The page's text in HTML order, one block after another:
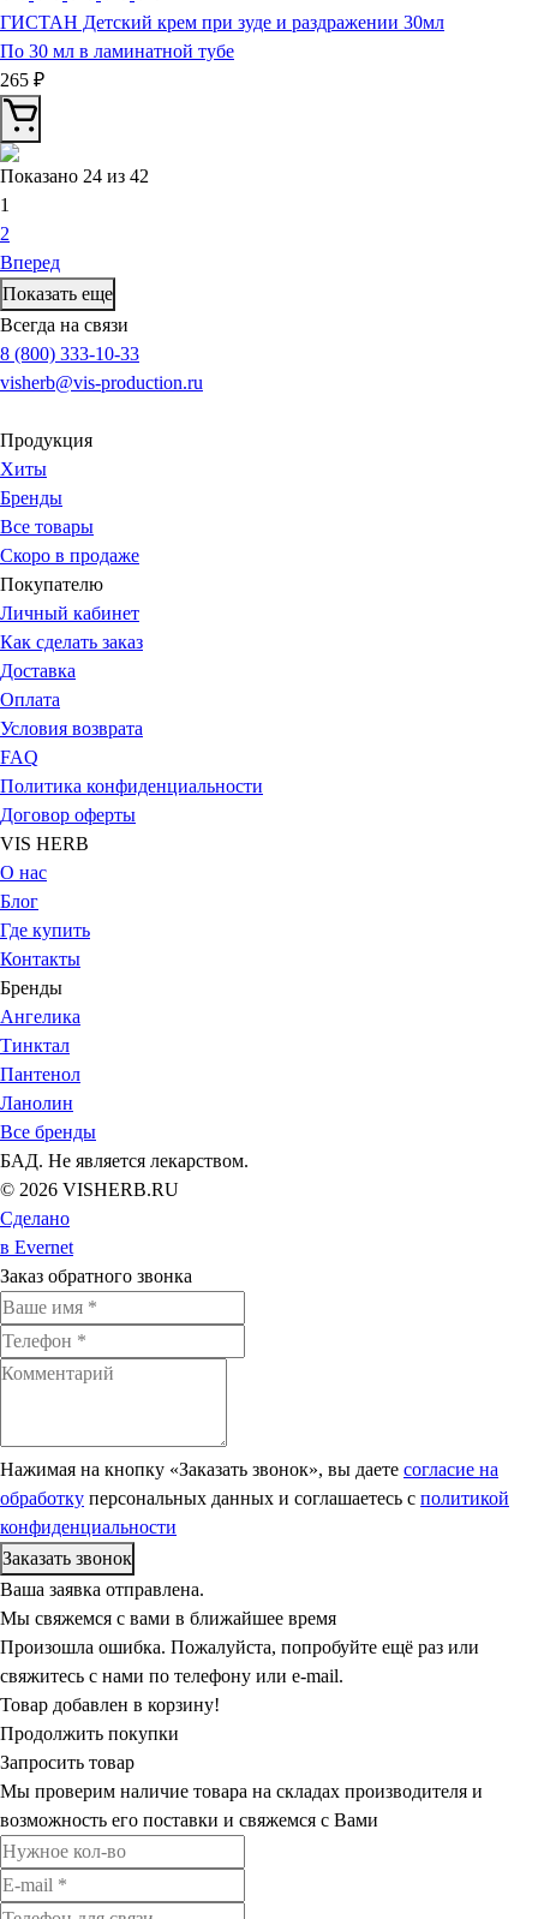
ГИСТАН Детский крем при зуде и раздражении 30мл
По 30 мл в ламинатной тубе
265 ₽
Показано 24 из 42
1
2
Вперед
Показать еще
Всегда на связи
8 (800) 333-10-33
visherb@vis-production.ru
Продукция
Хиты
Бренды
Все товары
Скоро в продаже
Покупателю
Личный кабинет
Как сделать заказ
Доставка
Оплата
Условия возврата
FAQ
Политика конфиденциальности
Договор оферты
VIS HERB
О нас
Блог
Где купить
Контакты
Бренды
Ангелика
Тинктал
Пантенол
Ланолин
Все бренды
БАД. Не является лекарством.
© 2026 VISHERB.RU
Сделано
в Evernet
Заказ обратного звонка
Нажимая на кнопку «Заказать звонок», вы даете согласие на
обработку персональных данных и соглашаетесь c политикой
конфиденциальности
Ваша заявка отправлена.
Мы свяжемся с вами в ближайшее время
Произошла ошибка. Пожалуйста, попробуйте ещё раз или
свяжитесь с нами по телефону или e-mail.
Товар добавлен в корзину!
Продолжить покупки
Запросить товар
Мы проверим наличие товара на складах производителя и
возможность его поставки и свяжемся с Вами